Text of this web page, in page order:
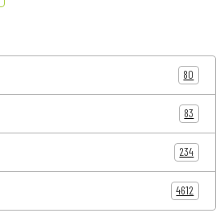
80
83
234
4612